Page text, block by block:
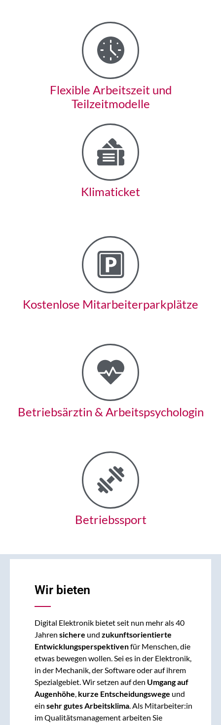
Flexible Arbeitszeit und
Teilzeitmodelle
Klimaticket
Kostenlose Mitarbeiter­parkplätze
Betriebsärztin & Arbeits­psychologin
Betriebssport
Wir bieten
Digital Elektronik bietet seit nun mehr als 40
Jahren sichere und zukunftsorientierte
Entwicklungsperspektivenfür Menschen, die
etwas bewegen wollen. Sei es in der Elektronik,
in der Mechanik, der Software oder auf ihrem
Spezialgebiet. Wir setzen auf den Umgang auf
Augenhöhe, kurze Entscheidungswege und
ein sehr gutes Arbeitsklima. Als Mitarbeiter:in
im Qualitätsmanagement arbeiten Sie